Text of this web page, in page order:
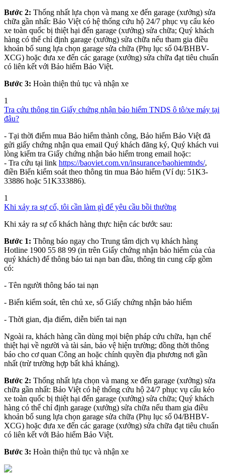
Bước 2: Thống nhất lựa chọn và mang xe đến garage (xưởng) sửa
chữa gần nhất: Bảo Việt có hệ thống cứu hộ 24/7 phục vụ cẩu kéo
xe toàn quốc bị thiệt hại đến garage (xưởng) sửa chữa; Quý khách
hàng có thể chỉ định garage (xưởng) sửa chữa nếu tham gia điều
khoản bổ sung lựa chọn garage sửa chữa (Phụ lục số 04/BHBV-
XCG) hoặc đưa xe đến các garage (xưởng) sửa chữa đạt tiêu chuẩn
có liên kết với Bảo hiểm Bảo Việt.
Bước 3: Hoàn thiện thủ tục và nhận xe
1
Tra cứu thông tin Giấy chứng nhận bảo hiểm TNDS ô tô/xe máy tại
đâu?
- Tại thời điểm mua Bảo hiểm thành công, Bảo hiểm Bảo Việt đã
gửi giấy chứng nhận qua email Quý khách đăng ký, Quý khách vui
lòng kiểm tra Giấy chứng nhận bảo hiểm trong email hoặc:
- Tra cứu tại link https://baoviet.com.vn/insurance/baohiemtnds/,
điền Biển kiểm soát theo thông tin mua Bảo hiểm (Ví dụ: 51K3-
33886 hoặc 51K333886).
1
Khi xảy ra sự cố, tôi cần làm gì để yêu cầu bồi thường
Khi xảy ra sự cố khách hàng thực hiện các bước sau:
Bước 1: Thông báo ngay cho Trung tâm dịch vụ khách hàng
Hotline 1900 55 88 99 (in trên Giấy chứng nhận bảo hiểm của của
quý khách) để thông báo tai nạn ban đầu, thông tin cung cấp gồm
có:
- Tên người thông báo tai nạn
- Biển kiểm soát, tên chủ xe, số Giấy chứng nhận bảo hiểm
- Thời gian, địa điểm, diễn biến tai nạn
Ngoài ra, khách hàng cần dùng mọi biện pháp cứu chữa, hạn chế
thiệt hại về người và tài sản, bảo vệ hiện trường; đồng thời thông
báo cho cơ quan Công an hoặc chính quyền địa phương nơi gần
nhất (trừ trường hợp bất khả kháng).
Bước 2: Thống nhất lựa chọn và mang xe đến garage (xưởng) sửa
chữa gần nhất: Bảo Việt có hệ thống cứu hộ 24/7 phục vụ cẩu kéo
xe toàn quốc bị thiệt hại đến garage (xưởng) sửa chữa; Quý khách
hàng có thể chỉ định garage (xưởng) sửa chữa nếu tham gia điều
khoản bổ sung lựa chọn garage sửa chữa (Phụ lục số 04/BHBV-
XCG) hoặc đưa xe đến các garage (xưởng) sửa chữa đạt tiêu chuẩn
có liên kết với Bảo hiểm Bảo Việt.
Bước 3: Hoàn thiện thủ tục và nhận xe